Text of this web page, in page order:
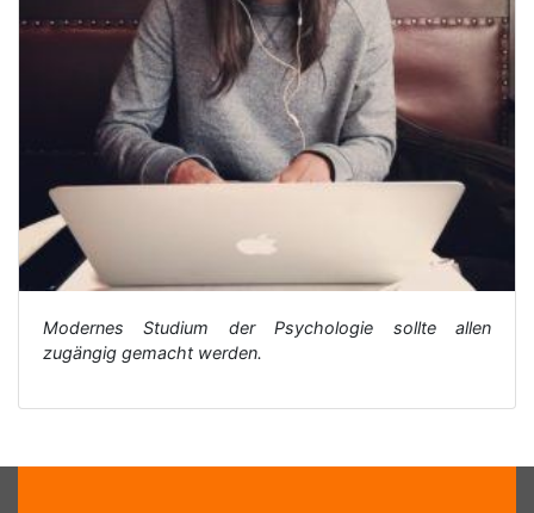
Modernes Studium der Psychologie sollte allen
zugängig gemacht werden.